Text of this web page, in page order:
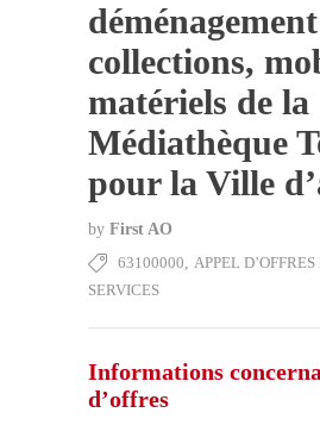
collections,
matériels de la
Médiathèque
pour la Ville
by First AO
63100000, APPEL
SERVICES
Informations
d’offres